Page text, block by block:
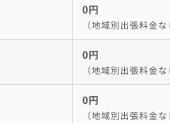
0円
（地域別出張料金
0円
（地域別出張料金
0円
（地域別出張料金